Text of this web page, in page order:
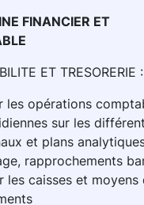
FINANCIER ET
ET TRESORERIE
les opérations
sur les
et plans
rapprochements
les caisses et moyens